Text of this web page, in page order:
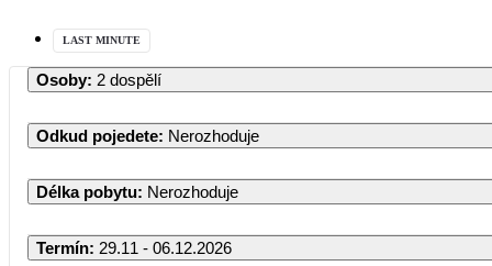
LAST MINUTE
Osoby: 2 dospělí
Odkud pojedete: Nerozhoduje
Délka pobytu: Nerozhoduje
Termín: 29.11 - 06.12.2026